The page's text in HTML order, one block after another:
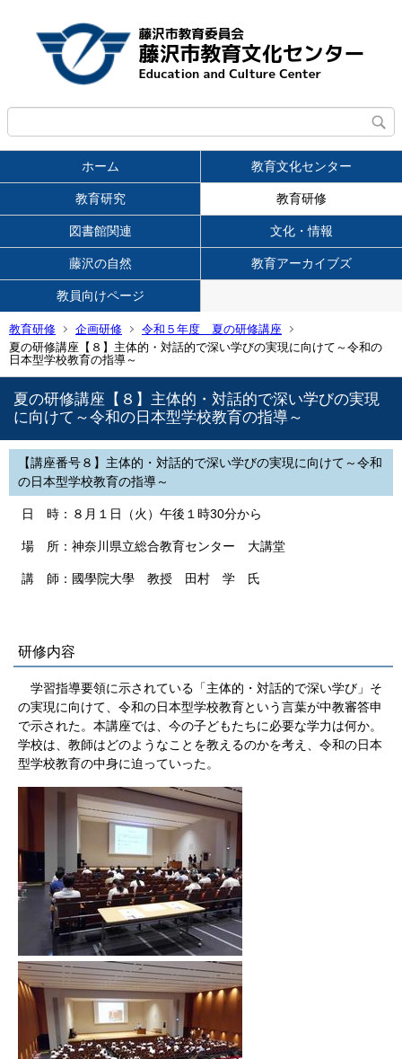
ホーム 教育文化センター
教育研究 教育研修
図書館関連 文化・情報
藤沢の自然 教育アーカイブズ
教員向けページ
教育研修 企画研修
令和５年度 夏の研修講座
夏の研修講座【８】主体的・対話的で深い学びの実現に向けて～令和の
日本型学校教育の指導～
夏の研修講座【８】主体的・対話的で深い学びの実現
に向けて～令和の日本型学校教育の指導～
【講座番号８】主体的・対話的で深い学びの実現に向けて～令和
の日本型学校教育の指導～
日 時：８月１日（火）午後１時30分から
場 所：神奈川県立総合教育センター 大講堂
講 師：國學院大學 教授 田村 学 氏
研修内容
学習指導要領に示されている「主体的・対話的で深い学び」そ
の実現に向けて、令和の日本型学校教育という言葉が中教審答申
で示された。本講座では、今の子どもたちに必要な学力は何か。
学校は、教師はどのようなことを教えるのかを考え、令和の日本
型学校教育の中身に迫っていった。